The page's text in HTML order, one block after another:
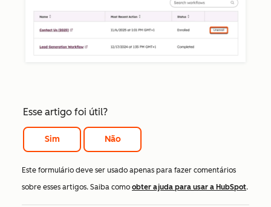
Esse artigo foi útil?
Sim Não
Este formulário deve ser usado apenas para fazer comentários
sobre esses artigos. Saiba como obter ajuda para usar a HubSpot.